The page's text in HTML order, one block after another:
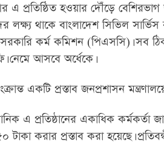
এ প্রতিষ্ঠিত হওয়ার দৌঁড়ে বেশিরভাগ
লক্ষ্য থাকে বাংলাদেশ সিভিল
কর্ম কমিশন (পিএসসি)। সব
নেমে আসবে অর্ধেকে।
একটি প্রস্তাব জনপ্রশাসন
এ প্রতিষ্ঠানের একাধিক কর্মকর্তা
করার প্রস্তাব করা হয়েছে।